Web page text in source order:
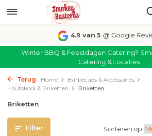
4.9 van 5 @ Google
Winter BBQ & Feestdagen Catering?
Catering & Locaties
Terug Home
Barbecues & Accessoires
Houtskool & Briketten
Briketten
Briketten
Filter Sorteren op: